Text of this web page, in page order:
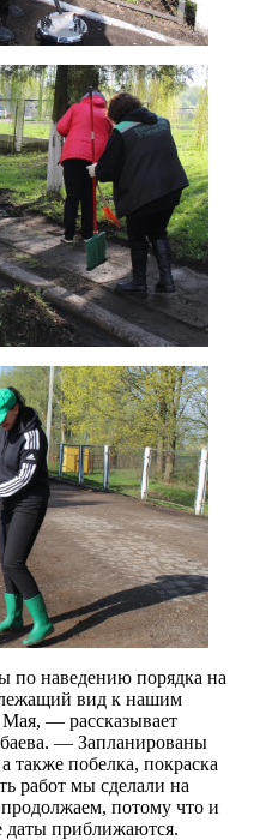
наведению порядка на
вид к нашим
— рассказывает
— Запланированы
также побелка, покраска
работ мы сделали на
потому что и
даты приближаются.